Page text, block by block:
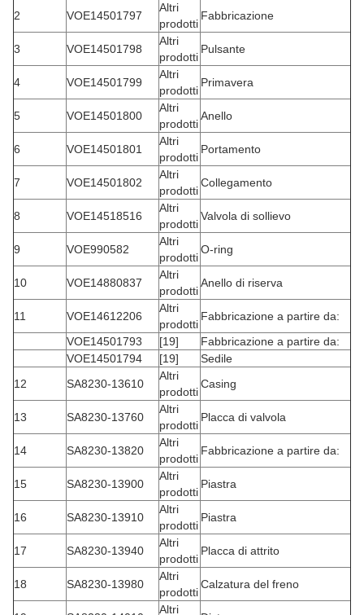
2 VOE14501797
Altri
prodotti
Fabbricazione
3 VOE14501798
Altri
prodotti
Pulsante
4 VOE14501799
Altri
prodotti
Primavera
5 VOE14501800
Altri
prodotti
Anello
6 VOE14501801
Altri
prodotti
Portamento
7 VOE14501802
Altri
prodotti
Collegamento
8 VOE14518516
Altri
prodotti
Valvola di sollievo
9 VOE990582
Altri
prodotti
O-ring
10 VOE14880837
Altri
prodotti
Anello di riserva
11 VOE14612206
Altri
prodotti
Fabbricazione a partire da:
VOE14501793
[19]
Fabbricazione a partire da:
VOE14501794
[19]
Sedile
12
SA8230-13610
Altri
prodotti
Casing
13 SA8230-13760
Altri
prodotti
Placca di valvola
14 SA8230-13820
Altri
prodotti
Fabbricazione a partire da:
15 SA8230-13900
Altri
prodotti
Piastra
16 SA8230-13910
Altri
prodotti
Piastra
17 SA8230-13940
Altri
prodotti
Placca di attrito
18 SA8230-13980
Altri
prodotti
Calzatura del freno
Altri